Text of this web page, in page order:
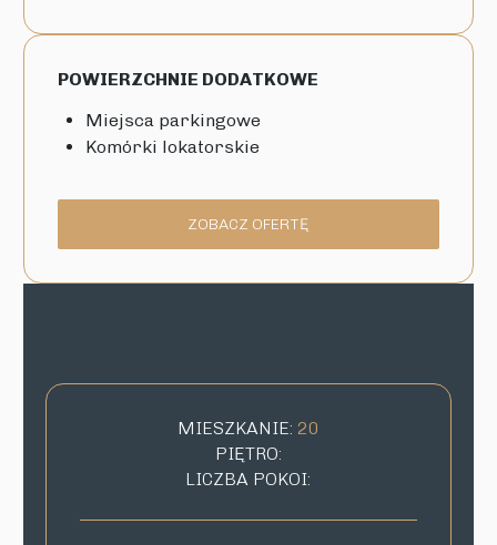
POWIERZCHNIE DODATKOWE
Miejsca parkingowe
Komórki lokatorskie
ZOBACZ OFERTĘ
MIESZKANIE: 20
PIĘTRO:
LICZBA POKOI: